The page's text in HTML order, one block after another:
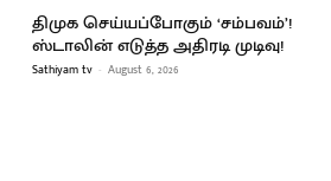
திமுக செய்யப்போகும் ‘சம்பவம்’!
ஸ்டாலின் எடுத்த அதிரடி முடிவு!
Sathiyam tv - August 6, 2026